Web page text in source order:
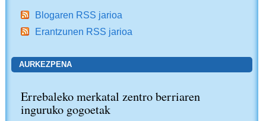
Blogaren RSS jarioa
Erantzunen RSS jarioa
AURKEZPENA
Errebaleko merkatal zentro berriaren
inguruko gogoetak